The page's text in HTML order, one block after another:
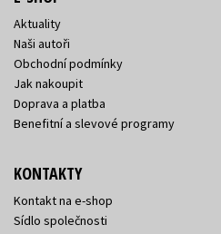
Aktuality
Naši autoři
Obchodní podmínky
Jak nakoupit
Doprava a platba
Benefitní a slevové programy
KONTAKTY
Kontakt na e-shop
Sídlo společnosti